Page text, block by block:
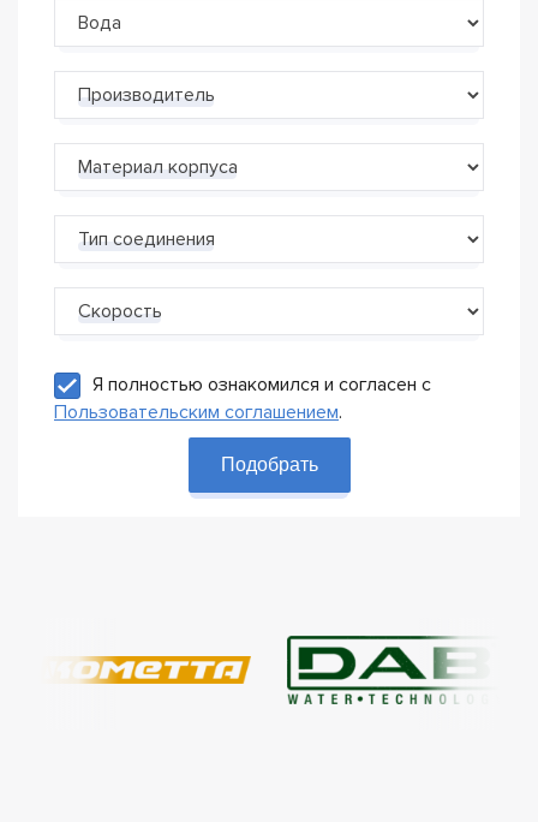
Производитель
Материал корпуса
Тип соединения
Скорость
Я полностью ознакомился и согласен с
Пользовательским соглашением.
Подобрать